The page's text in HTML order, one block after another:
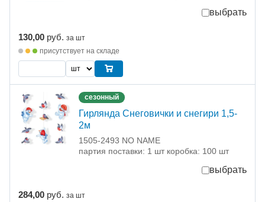
выбрать
130,00 руб. за шт
присутствует на складе
сезонный
Гирлянда Снеговички и снегири 1,5-
2м
1505-2493 NO NAME
партия поставки: 1 шт коробка: 100 шт
выбрать
284,00 руб. за шт